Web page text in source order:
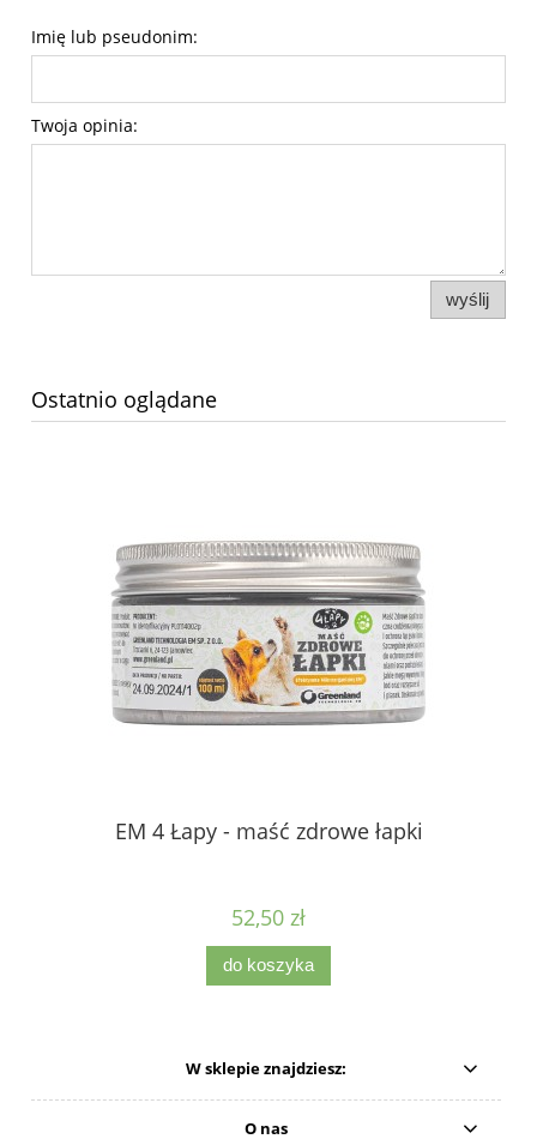
Imię lub pseudonim:
Twoja opinia:
wyślij
Ostatnio oglądane
EM 4 Łapy - maść zdrowe łapki
52,50 zł
do koszyka
W sklepie znajdziesz:
O nas